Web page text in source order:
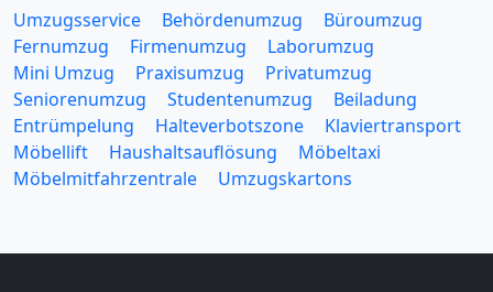
Umzugsservice Behördenumzug
Büroumzug
Fernumzug
Firmenumzug
Laborumzug
Mini Umzug
Praxisumzug
Privatumzug
Seniorenumzug
Studentenumzug
Beiladung
Entrümpelung
Halteverbotszone
Klaviertransport
Möbellift
Haushaltsauflösung
Möbeltaxi
Möbelmitfahrzentrale
Umzugskartons